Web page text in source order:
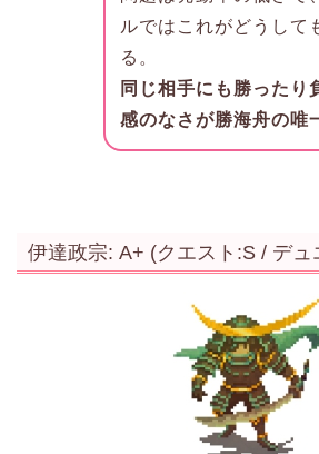
ルではこれがどうして
る。
同じ相手にも勝ったり
感のなさが勝海舟の唯
伊達政宗: A+ (クエスト:S / デュ